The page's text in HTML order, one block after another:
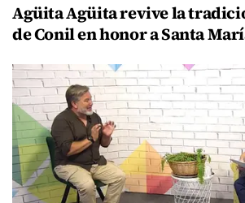
Agüita Agüita revive la
de Conil en honor a Santa